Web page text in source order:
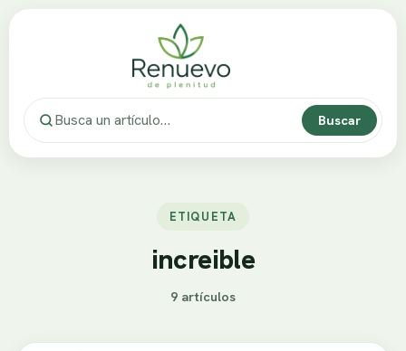
Buscar
ETIQUETA
increible
9 artículos